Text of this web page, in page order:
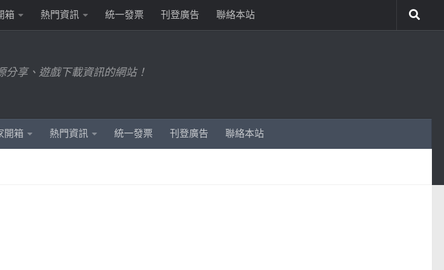
箱 熱門資訊 統一發票 刊登廣告 聯絡本站
享、遊戲下載資訊的網站！
開箱 熱門資訊 統一發票 刊登廣告 聯絡本站